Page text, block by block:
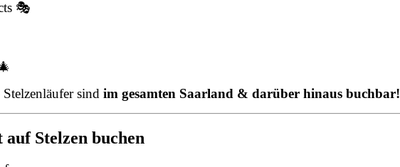
🎭
sind im gesamten Saarland & darüber hinaus buchbar!
Stelzen buchen